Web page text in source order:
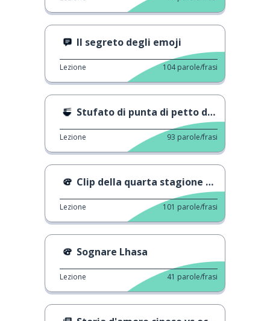
Il segreto degli emoji
Lezione 104 parole/frasi
Stufato di punta di petto di manzo con pomodori
Lezione 93 parole/frasi
Clip della quarta stagione di An Exciting Offer
Lezione 101 parole/frasi
Sognare Lhasa
Lezione 41 parole/frasi